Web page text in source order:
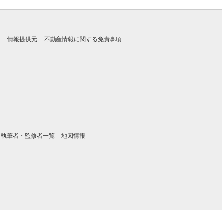
情報提供元 不動産情報に関する免責事項
執筆者・監修者一覧 地図情報